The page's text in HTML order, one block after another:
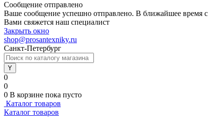
Сообщение отправлено
Ваше сообщение успешно отправлено. В ближайшее время с
Вами свяжется наш специалист
Закрыть окно
shop@prosantexniky.ru
Санкт-Петербург
0
0
0 В корзине пока пусто
Каталог товаров
Каталог товаров